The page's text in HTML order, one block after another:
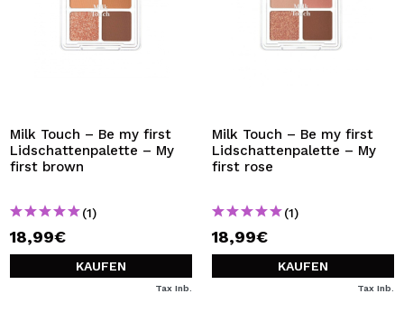
Milk Touch – Be my first
Lidschattenpalette – My
first brown
(1)
18,99€
KAUFEN
Tax Inb.
Milk Touch – Be my first
Lidschattenpalette – My
first rose
(1)
18,99€
KAUFEN
Tax Inb.